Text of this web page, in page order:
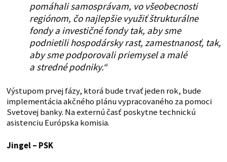
pomáhali samosprávam, vo všeobecnosti
regiónom, čo najlepšie využiť štrukturálne
fondy a investičné fondy tak, aby sme
podnietili hospodársky rast, zamestnanosť, tak,
aby sme podporovali priemysel a malé
a stredné podniky.“
Výstupom prvej fázy, ktorá bude trvať jeden rok, bude
implementácia akčného plánu vypracovaného za pomoci
Svetovej banky. Na externú časť poskytne technickú
asistenciu Európska komisia.
Jingel – PSK